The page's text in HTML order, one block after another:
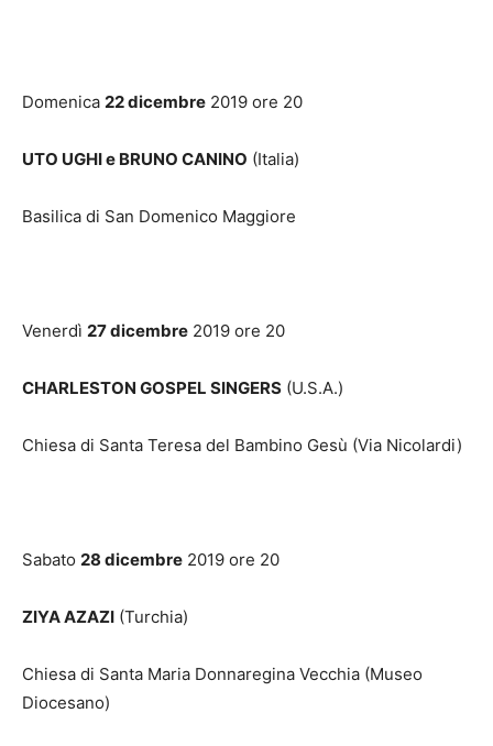
Domenica 22 dicembre 2019 ore 20
UTO UGHI e BRUNO CANINO (Italia)
Basilica di San Domenico Maggiore
Venerdì 27 dicembre 2019 ore 20
CHARLESTON GOSPEL SINGERS (U.S.A.)
Chiesa di Santa Teresa del Bambino Gesù (Via Nicolardi)
Sabato 28 dicembre 2019 ore 20
ZIYA AZAZI (Turchia)
Chiesa di Santa Maria Donnaregina Vecchia (Museo
Diocesano)